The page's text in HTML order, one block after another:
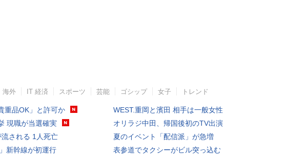
海外 IT 経済 スポーツ 芸能 ゴシップ 女子 トレンド
重品OK」と許可か
現職が当選確実
される 1人死亡
新幹線が初運行
WEST.重岡と濱田 相手は一般女性
オリラジ中田、帰国後初のTV出演
夏のイベント「配信派」が急増
表参道でタクシーがビル突っ込む